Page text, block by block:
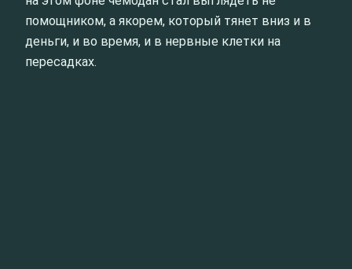
помощником, а якорем, который тянет вниз и в
деньги, и во время, и в нервные клетки на
пересадках.